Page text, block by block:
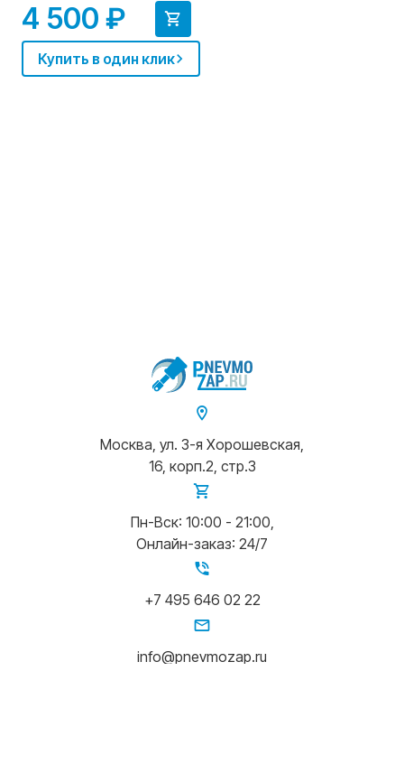
4 500 ₽
Купить в один клик
Москва, ул. 3-я Хорошевская,
16, корп.2, стр.3
Пн-Вск: 10:00 - 21:00,
Онлайн-заказ: 24/7
+7 495 646 02 22
info@pnevmozap.ru